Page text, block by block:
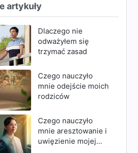
artykuły
Dlaczego nie
odważyłem się
trzymać zasad
Czego nauczyło
mnie odejście moich
rodziców
Czego nauczyło
mnie aresztowanie i
uwięzienie mojej